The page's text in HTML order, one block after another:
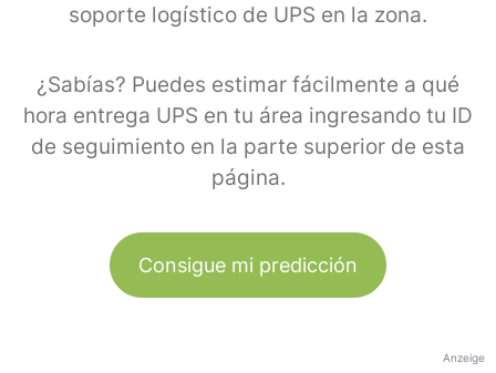
soporte logístico de UPS en la zona.
¿Sabías? Puedes estimar fácilmente a qué
hora entrega UPS en tu área ingresando tu ID
de seguimiento en la parte superior de esta
página.
Consigue mi predicción
Anzeige